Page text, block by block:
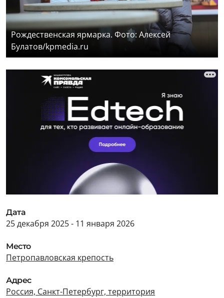
Рождественская ярмарка. Фото: Алексей
Булатов/kpmedia.ru
Дата
25 декабря 2025 - 11 января 2026
Место
Петропавловская крепость
Адрес
Россия, Санкт-Петербург, территория